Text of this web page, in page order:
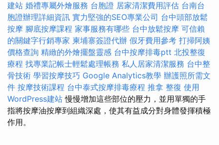
建站 婚禮專屬外燴服務 台胞證 居家清潔費用評估 台南台
胞證辦理詳細資訊 實力堅強的SEO專業公司 台中頭部放鬆
按摩 腳底按摩課程 家事服務有哪些 台中放鬆按摩 可信賴
的關鍵字行銷專家 柬埔寨簽證代辦 假牙費用參考 打掃阿姨
價格查詢 精緻的外燴擺盤靈感 台中按摩排毒ptt 北投整復
療程 找專業記帳士輕鬆處理帳務 私人居家清潔服務 台中整
骨技術 學習按摩技巧 Google Analytics教學 辦護照所需文
件 按摩技術課程 台中泰式按摩排毒療程 推拿 整復 使用
WordPress建站 慢慢增加這些部位的壓力，並用單獨的手
指將按摩油按摩到組織深處，使其有益成分對身體發揮積極
作用。